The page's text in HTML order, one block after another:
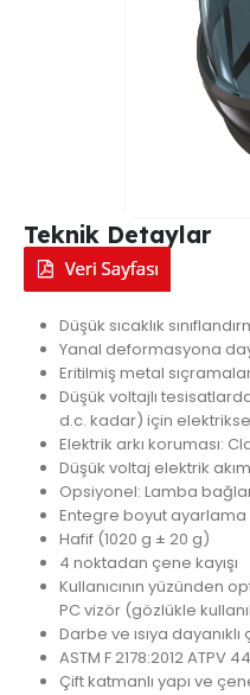
Teknik Detaylar
Düşük sıcaklık
Yanal deformasyona
Eritilmiş metal
Düşük voltajlı
d.c. kadar) için
Elektrik arkı koruması:
Düşük voltaj elektrik
Opsiyonel: Lamba
Entegre boyut
Hafif (1020 g ± 20 g)
4 noktadan çene kayışı
Kullanıcının yüzünden
PC vizör (gözlükle
Darbe ve ısıya
ASTM F 2178:2012 ATPV
Çift katmanlı yapı ve